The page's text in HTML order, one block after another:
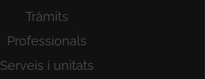
Tràmits
Professionals
Serveis i unitats